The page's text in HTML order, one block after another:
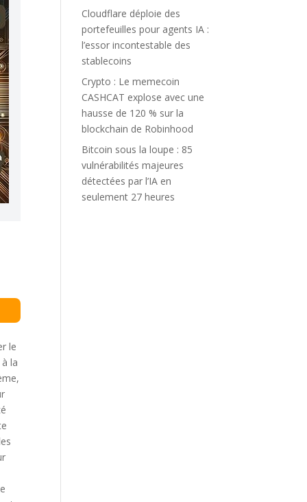
le
la
Cloudflare déploie des
portefeuilles pour agents IA :
l’essor incontestable des
stablecoins
Crypto : Le memecoin
CASHCAT explose avec une
hausse de 120 % sur la
blockchain de Robinhood
Bitcoin sous la loupe : 85
vulnérabilités majeures
détectées par l’IA en
seulement 27 heures